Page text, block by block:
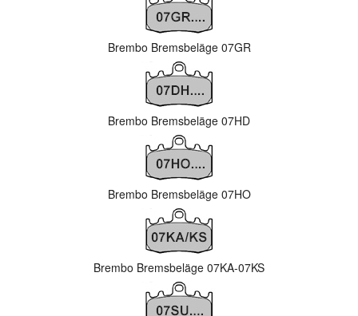
Brembo Bremsbeläge 07GR
Brembo Bremsbeläge 07HD
Brembo Bremsbeläge 07HO
Brembo Bremsbeläge 07KA-07KS